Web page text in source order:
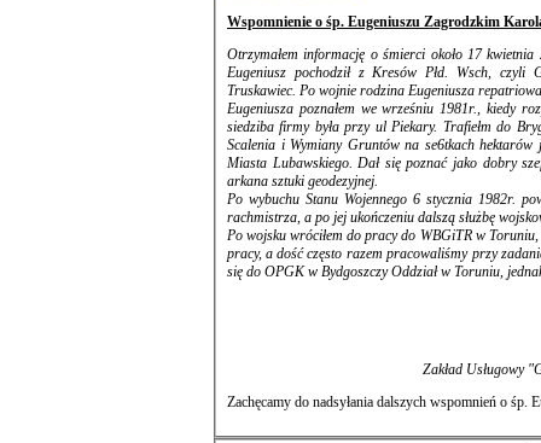
Wspomnienie o śp. Eugeniuszu Zagrodzkim
Otrzymałem informację o śmierci około 17 kwietnia 2024 tego roku naszego starszego kolegi po fachu Eugeniusza
Eugeniusz pochodził z Kresów Płd. Wsch, czyli Galicji (dawny zabór austriacki)
Truskawiec. Po wojnie rodzina Eugeniusza
Eugeniusza poznałem we wrześniu 1981r., kiedy
siedziba firmy była przy ul Piekary. Trafiełm do Brygady geodezyjnej Eugeniusza Zagrockiego, która wówczas wykonywała słynne
Scalenia i Wymiany Gruntów na se6tkach hektarów jesli nie 1-2 tysiącach w m. Biskupice- Piotrowice gmin Biskupiec k. Nowego
Miasta Lubawskiego. Dał się poznać jako dobry
arkana sztuki geodezyjnej.
Po wybuchu Stanu Wojennego 6 stycznia 1982r.
rachmistrza, a po jej
Po wojsku wróciłem do pracy do WBGiTR w Toruniu,
pracy, a dość często razem pracowaliśmy przy zadaniach geodezyjnych zlecanych przez WBGITR, aż do 1986r., kiedy to przeniosłem
się do OPGK w Bydgoszczy Oddział w Toruniu,
Zachęcamy do nadsyłania dalszych wspomnień o śp.